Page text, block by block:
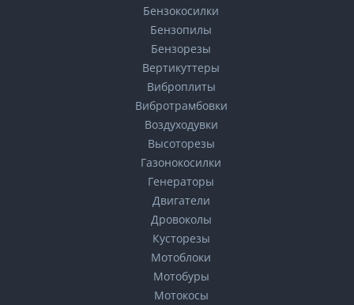
Бензокосилки
Бензопилы
Бензорезы
Вертикуттеры
Виброплиты
Вибротрамбовки
Воздуходувки
Высоторезы
Газонокосилки
Генераторы
Двигатели
Дровоколы
Кусторезы
Мотоблоки
Мотобуры
Мотокосы